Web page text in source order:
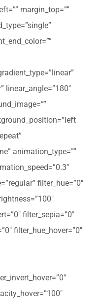
margin_top=””
linear_angle=”180″
animation_type=””
filter_hue=”0″
filter_sepia=”0″
filter_hue_hover=”0″